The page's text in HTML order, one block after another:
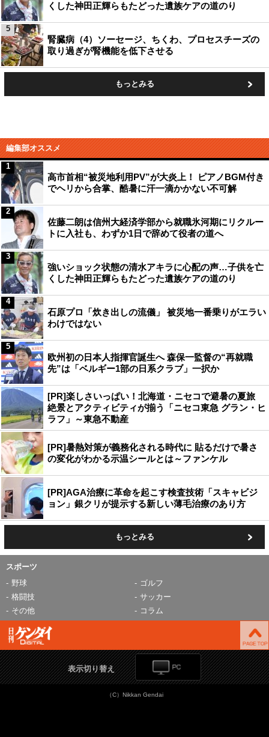
くした神田正輝らもたどった遺族ケアの道のり
腎臓病（4）ソーセージ、ちくわ、プロセスチーズの
取り過ぎが腎機能を低下させる
5
もっとみる
編集部オススメ
高市首相“被災地利用PV”が大炎上！ ピアノBGM付き
でヘリから合掌、酷暑に汗一滴かかない不可解
1
佐藤二朗は信州大経済学部から就職氷河期にリクルー
トに入社も、わずか1日で辞めて役者の道へ
2
強いショック状態の清水アキラに心配の声…子供を亡
くした神田正輝らもたどった遺族ケアの道のり
3
石原プロ「炊き出しの流儀」 被災地一番乗りがエラい
わけではない
4
欧州初の日本人指揮官誕生へ 森保一監督の“再就職
先”は「ベルギー1部の日系クラブ」一択か
5
[PR]楽しさいっぱい！北海道・ニセコで避暑の夏旅
絶景とアクティビティが揃う「ニセコ東急 グラン・ヒ
ラフ」～東急不動産
[PR]暑熱対策が義務化される時代に 貼るだけで暑さ
の変化がわかる示温シールとは～ファンケル
[PR]AGA治療に革命を起こす検査技術「スキャビジ
ョン」銀クリが提示する新しい薄毛治療のあり方
もっとみる
スポーツ
野球
ゴルフ
格闘技
サッカー
その他
コラム
表示切り替え
（C）Nikkan Gendai